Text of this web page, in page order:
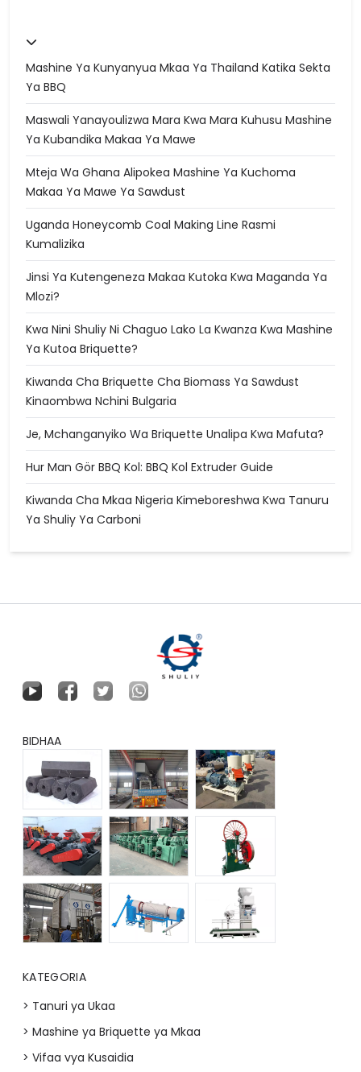
Mashine Ya Kunyanyua Mkaa Ya Thailand Katika Sekta
Ya BBQ
Maswali Yanayoulizwa Mara Kwa Mara Kuhusu Mashine
Ya Kubandika Makaa Ya Mawe
Mteja Wa Ghana Alipokea Mashine Ya Kuchoma
Makaa Ya Mawe Ya Sawdust
Uganda Honeycomb Coal Making Line Rasmi
Kumalizika
Jinsi Ya Kutengeneza Makaa Kutoka Kwa Maganda Ya
Mlozi?
Kwa Nini Shuliy Ni Chaguo Lako La Kwanza Kwa Mashine
Ya Kutoa Briquette?
Kiwanda Cha Briquette Cha Biomass Ya Sawdust
Kinaombwa Nchini Bulgaria
Je, Mchanganyiko Wa Briquette Unalipa Kwa Mafuta?
Hur Man Gör BBQ Kol: BBQ Kol Extruder Guide
Kiwanda Cha Mkaa Nigeria Kimeboreshwa Kwa Tanuru
Ya Shuliy Ya Carboni
BIDHAA
KATEGORIA
> Tanuri ya Ukaa
> Mashine ya Briquette ya Mkaa
> Vifaa vya Kusaidia